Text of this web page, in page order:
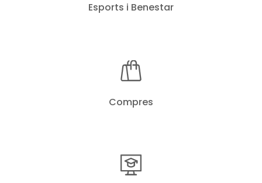
Esports i Benestar
Compres